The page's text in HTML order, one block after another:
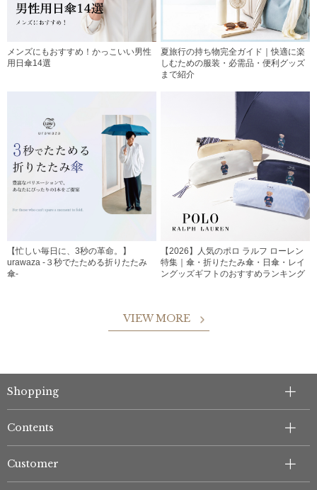
メンズにもおすすめ！かっこいい男性
用日傘14選
夏旅行の持ち物完全ガイド｜快適に楽
しむための服装・必需品・便利グッズ
まで紹介
【忙しい毎日に、3秒の革命。】
urawaza -３秒でたためる折りたたみ
傘-
【2026】人気のポロ ラルフ ローレン
特集｜傘・折りたたみ傘・日傘・レイ
ングッズギフトのおすすめランキング
VIEW MORE
Shopping
Contents
Customer